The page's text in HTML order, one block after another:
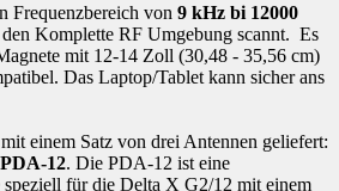
Frequenzbereich von 9 kHz bi 12000
Komplette RF Umgebung scannt. Es
mit 12-14 Zoll (30,48 - 35,56 cm)
Das Laptop/Tablet kann sicher ans
einem Satz von drei Antennen geliefert:
12. Die PDA-12 ist eine
für die Delta X G2/12 mit einem